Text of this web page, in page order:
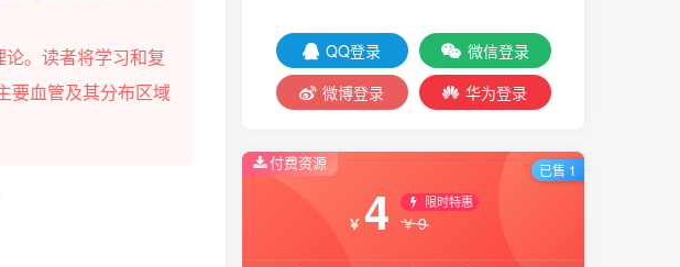
。读者将学习和复
要血管及其分布区域
QQ登录
微信登录
微博登录
华为登录
付费资源
￥ 4 限时特惠
￥9
已售 1